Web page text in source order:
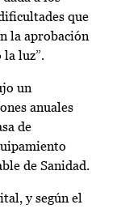
que
la aprobación
la luz”.
un
anuales
de
de Sanidad.
y según el